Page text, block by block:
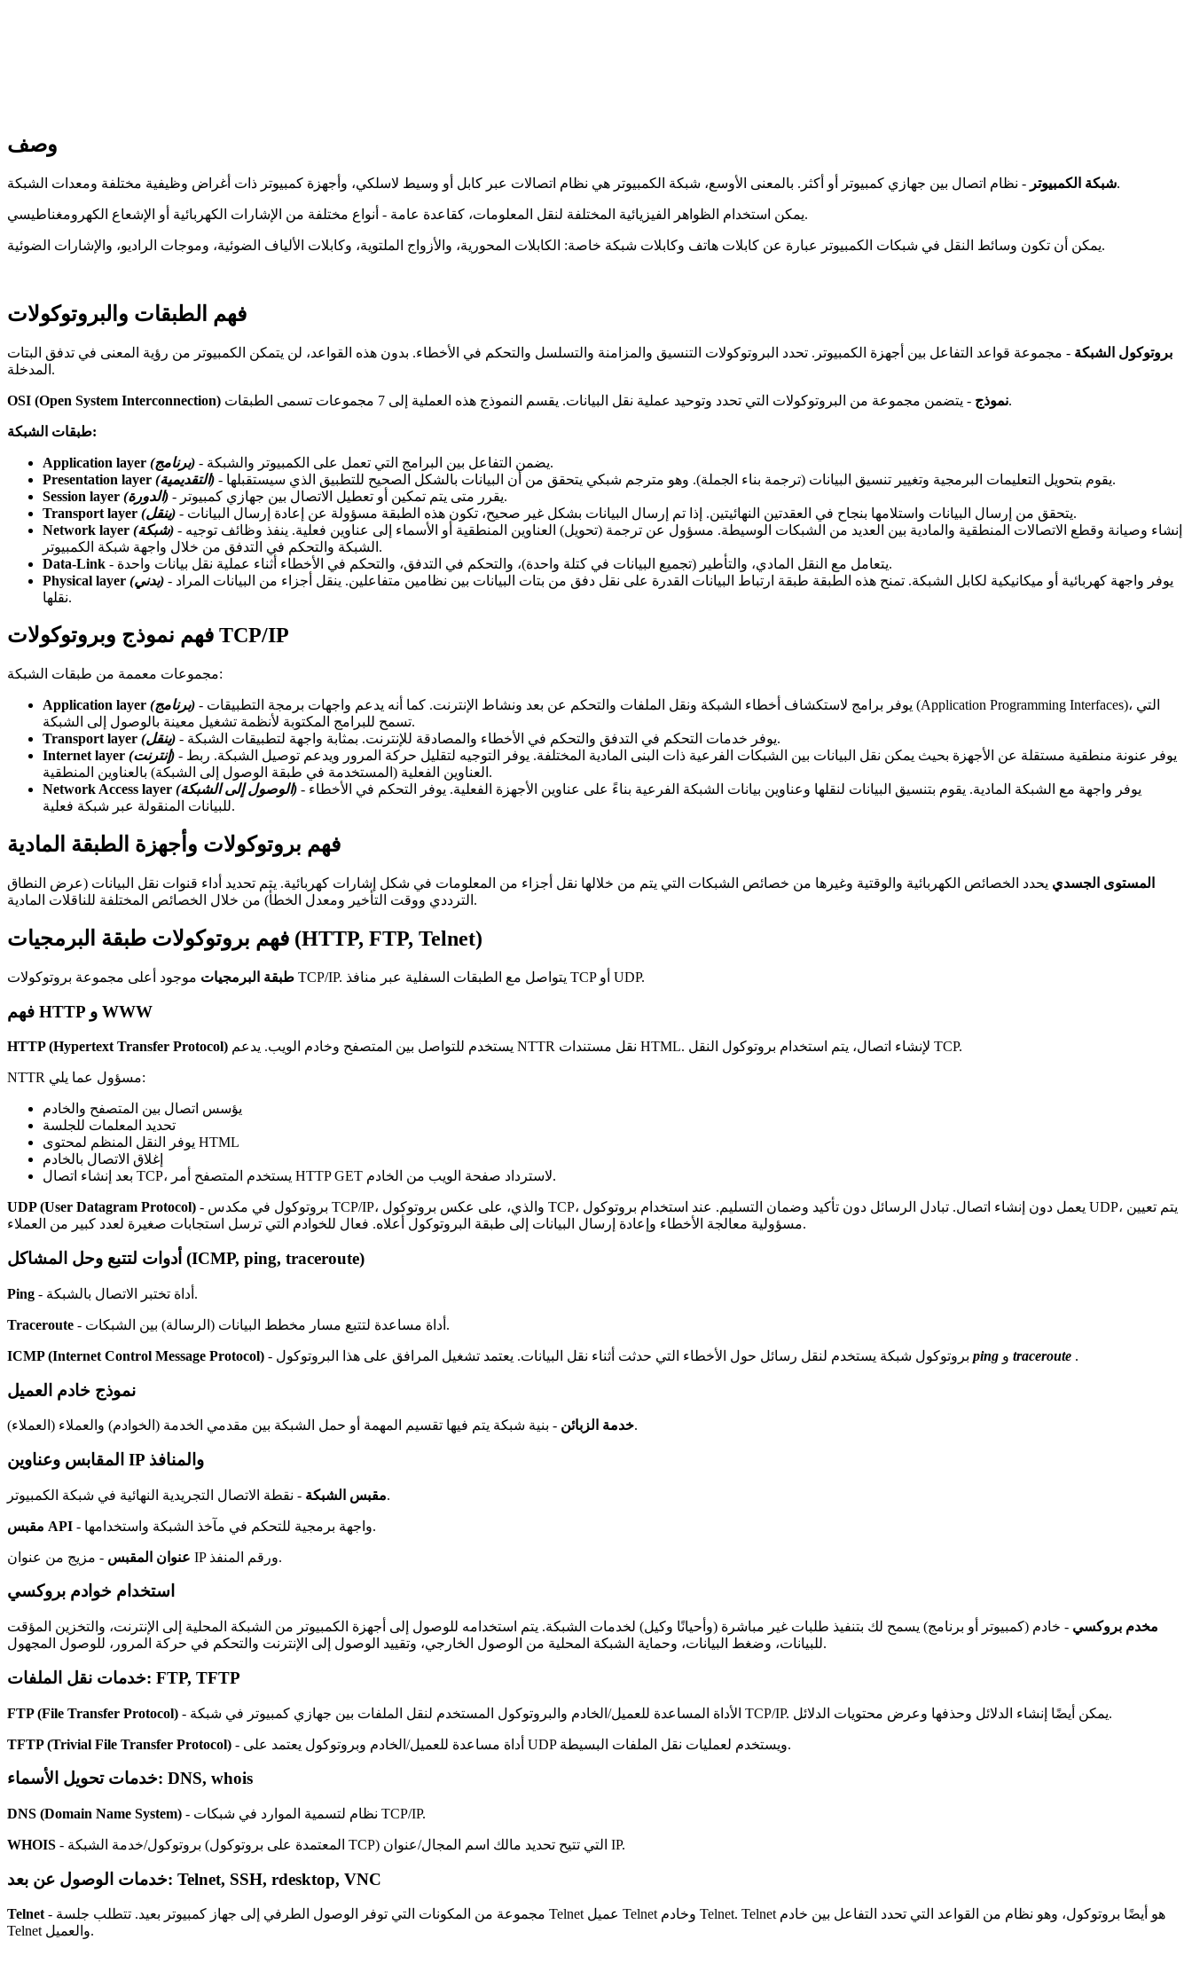
وصف
شبكة الكمبيوتر- نظام اتصال بين جهازي كمبيوتر أو أكثر. بالمعنى الأوسع، شبكة الكمبيوتر هي نظام اتصالات عبر كابل أو وسيط لاسلكي، وأجهزة كمبيوتر ذات أغراض وظيفية مختلفة ومعدات الشبكة.
يمكن استخدام الظواهر الفيزيائية المختلفة لنقل المعلومات، كقاعدة عامة - أنواع مختلفة من الإشارات الكهربائية أو الإشعاع الكهرومغناطيسي.
يمكن أن تكون وسائط النقل في شبكات الكمبيوتر عبارة عن كابلات هاتف وكابلات شبكة خاصة: الكابلات المحورية، والأزواج الملتوية، وكابلات الألياف الضوئية، وموجات الراديو، والإشارات الضوئية.
فهم الطبقات والبروتوكولات
بروتوكول الشبكة - مجموعة قواعد التفاعل بين أجهزة الكمبيوتر. تحدد البروتوكولات التنسيق والمزامنة والتسلسل والتحكم في الأخطاء. بدون هذه القواعد، لن يتمكن الكمبيوتر من رؤية المعنى في تدفق البتات
المدخلة.
OSI (Open System Interconnection) نموذج- يتضمن مجموعة من البروتوكولات التي تحدد وتوحيد عملية نقل البيانات. يقسم النموذج هذه العملية إلى 7 مجموعات تسمى الطبقات.
طبقات الشبكة:
Application layer (برنامج)
- يضمن التفاعل بين البرامج التي تعمل على الكمبيوتر والشبكة.
Presentation layer
(التقديمية)
- يقوم بتحويل التعليمات البرمجية وتغيير تنسيق البيانات (ترجمة بناء الجملة). وهو مترجم شبكي يتحقق من أن البيانات بالشكل الصحيح للتطبيق الذي سيستقبلها.
Session layer
(الدورة)
- يقرر متى يتم تمكين أو تعطيل الاتصال بين جهازي كمبيوتر.
Transport layer
(ينقل)
- يتحقق من إرسال البيانات واستلامها بنجاح في العقدتين النهائيتين. إذا تم إرسال البيانات بشكل غير صحيح، تكون هذه الطبقة مسؤولة عن إعادة إرسال البيانات.
Network layer
(شبكة) - إنشاء وصيانة وقطع الاتصالات المنطقية والمادية بين العديد من الشبكات الوسيطة. مسؤول عن ترجمة (تحويل) العناوين المنطقية أو الأسماء إلى عناوين فعلية. ينفذ وظائف توجيه
الشبكة والتحكم في التدفق من خلال واجهة شبكة الكمبيوتر.
Data-Link
- يتعامل مع النقل المادي، والتأطير (تجميع البيانات في كتلة واحدة)، والتحكم في التدفق، والتحكم في الأخطاء أثناء عملية نقل بيانات واحدة.
Physical layer
(بدني) - يوفر واجهة كهربائية أو ميكانيكية لكابل الشبكة. تمنح هذه الطبقة طبقة ارتباط البيانات القدرة على نقل دفق من بتات البيانات بين نظامين متفاعلين. ينقل أجزاء من البيانات المراد
نقلها.
فهم نموذج وبروتوكولات TCP/IP
مجموعات معممة من طبقات الشبكة:
Application layer (برنامج) - يوفر برامج لاستكشاف أخطاء الشبكة ونقل الملفات والتحكم عن بعد ونشاط الإنترنت. كما أنه يدعم واجهات برمجة التطبيقات (Application Programming Interfaces)، التي
تسمح للبرامج المكتوبة لأنظمة تشغيل معينة بالوصول إلى الشبكة.
Transport layer
(ينقل)
- يوفر خدمات التحكم في التدفق والتحكم في الأخطاء والمصادقة للإنترنت. بمثابة واجهة لتطبيقات الشبكة.
Internet layer
(إنترنت) - يوفر عنونة منطقية مستقلة عن الأجهزة بحيث يمكن نقل البيانات بين الشبكات الفرعية ذات البنى المادية المختلفة. يوفر التوجيه لتقليل حركة المرور ويدعم توصيل الشبكة. ربط
العناوين الفعلية (المستخدمة في طبقة الوصول إلى الشبكة) بالعناوين المنطقية.
Network Access layer
(الوصول إلى الشبكة) - يوفر واجهة مع الشبكة المادية. يقوم بتنسيق البيانات لنقلها وعناوين بيانات الشبكة الفرعية بناءً على عناوين الأجهزة الفعلية. يوفر التحكم في الأخطاء
للبيانات المنقولة عبر شبكة فعلية.
فهم بروتوكولات وأجهزة الطبقة المادية
المستوى الجسدي يحدد الخصائص الكهربائية والوقتية وغيرها من خصائص الشبكات التي يتم من خلالها نقل أجزاء من المعلومات في شكل إشارات كهربائية. يتم تحديد أداء قنوات نقل البيانات (عرض النطاق
الترددي ووقت التأخير ومعدل الخطأ) من خلال الخصائص المختلفة للناقلات المادية.
(HTTP, FTP, Telnet)
طبقة البرمجيات موجود أعلى مجموعة بروتوكولات TCP/IP. يتواصل مع الطبقات السفلية عبر منافذ TCP أو UDP.
HTTP WWW
HTTP (Hypertext Transfer Protocol) يستخدم للتواصل بين المتصفح وخادم الويب. يدعم NTTR نقل مستندات HTML. لإنشاء اتصال، يتم استخدام بروتوكول النقل TCP.
NTTR مسؤول عما يلي:
يؤسس اتصال بين المتصفح والخادم
تحديد المعلمات للجلسة
يوفر النقل المنظم لمحتوى HTML
إغلاق الاتصال بالخادم
بعد إنشاء اتصال TCP، يستخدم المتصفح أمر HTTP GET لاسترداد صفحة الويب من الخادم.
UDP (User Datagram Protocol) - بروتوكول في مكدس TCP/IP، والذي، على عكس بروتوكول TCP، يعمل دون إنشاء اتصال. تبادل الرسائل دون تأكيد وضمان التسليم. عند استخدام بروتوكول UDP، يتم تعيين
مسؤولية معالجة الأخطاء وإعادة إرسال البيانات إلى طبقة البروتوكول أعلاه. فعال للخوادم التي ترسل استجابات صغيرة لعدد كبير من العملاء.
(ICMP, ping, traceroute)
Ping - أداة تختبر الاتصال بالشبكة.
Traceroute - أداة مساعدة لتتبع مسار مخطط البيانات (الرسالة) بين الشبكات.
ICMP (Internet Control Message Protocol) ping traceroute .
نموذج خادم العميل
خدمة الزبائن- بنية شبكة يتم فيها تقسيم المهمة أو حمل الشبكة بين مقدمي الخدمة (الخوادم) والعملاء (العملاء).
المقابس وعناوين IP والمنافذ
مقبس الشبكة- نقطة الاتصال التجريدية النهائية في شبكة الكمبيوتر.
مقبس API - واجهة برمجية للتحكم في مآخذ الشبكة واستخدامها.
عنوان المقبس - مزيج من عنوان IP ورقم المنفذ.
استخدام خوادم بروكسي
مخدم بروكسي - خادم (كمبيوتر أو برنامج) يسمح لك بتنفيذ طلبات غير مباشرة (وأحيانًا وكيل) لخدمات الشبكة. يتم استخدامه للوصول إلى أجهزة الكمبيوتر من الشبكة المحلية إلى الإنترنت، والتخزين المؤقت
للبيانات، وضغط البيانات، وحماية الشبكة المحلية من الوصول الخارجي، وتقييد الوصول إلى الإنترنت والتحكم في حركة المرور، للوصول المجهول.
خدمات نقل الملفات: FTP, TFTP
FTP (File Transfer Protocol) - الأداة المساعدة للعميل/الخادم والبروتوكول المستخدم لنقل الملفات بين جهازي كمبيوتر في شبكة TCP/IP. يمكن أيضًا إنشاء الدلائل وحذفها وعرض محتويات الدلائل.
TFTP (Trivial File Transfer Protocol) - أداة مساعدة للعميل/الخادم وبروتوكول يعتمد على UDP ويستخدم لعمليات نقل الملفات البسيطة.
خدمات تحويل الأسماء: DNS, whois
DNS (Domain Name System) - نظام لتسمية الموارد في شبكات TCP/IP.
WHOIS - بروتوكول/خدمة الشبكة (المعتمدة على بروتوكول TCP) التي تتيح تحديد مالك اسم المجال/عنوان IP.
خدمات الوصول عن بعد: Telnet, SSH, rdesktop, VNC
Telnet- مجموعة من المكونات التي توفر الوصول الطرفي إلى جهاز كمبيوتر بعيد. تتطلب جلسة Telnet عميل Telnet وخادم Telnet. Telnet هو أيضًا بروتوكول، وهو نظام من القواعد التي تحدد التفاعل بين خادم
Telnet والعميل.